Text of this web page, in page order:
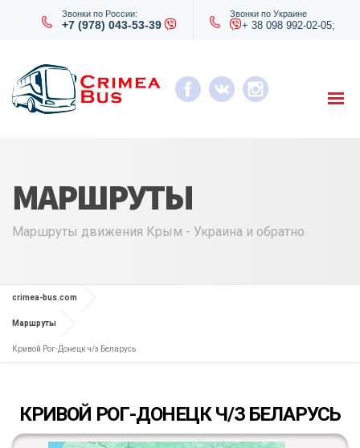
Звонки по России:
+7 (978) 043-53-39
Звонки по Украине
+ 38 098 992-02-05;
МАРШРУТЫ
Маршруты движения Крым - Украина и обратно
crimea-bus.com
Маршруты
Кривой Рог-Донецк ч/з Беларусь
КРИВОЙ РОГ-ДОНЕЦК Ч/З БЕЛАРУСЬ